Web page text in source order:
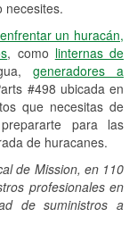
necesites.
un huracán,
, como linternas de
generadores a
#498 ubicada en
que necesitas de
para las
de huracanes.
de Mission, en 110
profesionales en
de suministros a